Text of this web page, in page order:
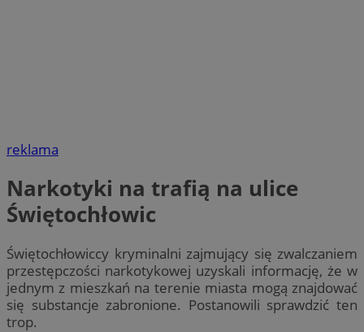
reklama
Narkotyki na trafią na ulice
Świętochłowic
Świętochłowiccy kryminalni zajmujący się zwalczaniem
przestępczości narkotykowej uzyskali informację, że w
jednym z mieszkań na terenie miasta mogą znajdować
się substancje zabronione. Postanowili sprawdzić ten
trop.